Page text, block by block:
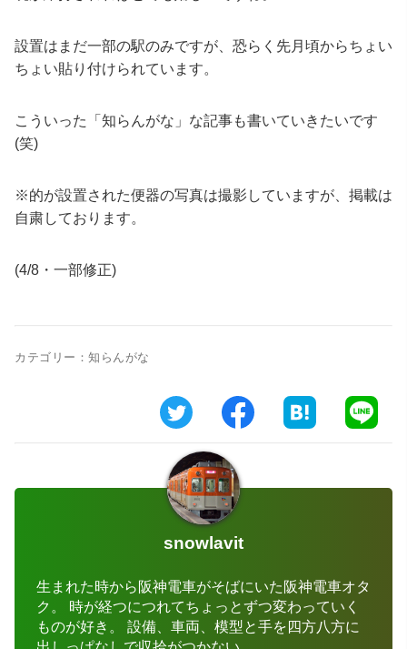
設置はまだ一部の駅のみですが、恐らく先月頃からちょい
ちょい貼り付けられています。
こういった「知らんがな」な記事も書いていきたいです
(笑)
※的が設置された便器の写真は撮影していますが、掲載は
自粛しております。
(4/8・一部修正)
カテゴリー： 知らんがな
snowlavit
生まれた時から阪神電車がそばにいた阪神電車オタ
ク。 時が経つにつれてちょっとずつ変わっていく
ものが好き。 設備、車両、模型と手を四方八方に